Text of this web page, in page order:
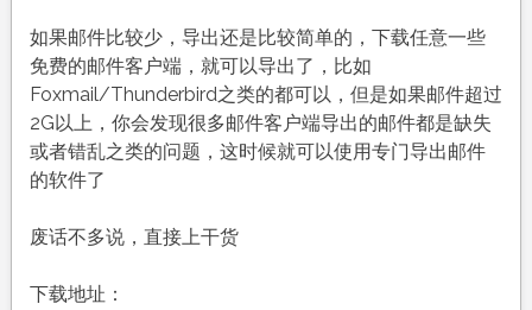
如果邮件比较少，导出还是比较简单的，下载任意一些
免费的邮件客户端，就可以导出了，比如
Foxmail/Thunderbird之类的都可以，但是如果邮件超过
2G以上，你会发现很多邮件客户端导出的邮件都是缺失
或者错乱之类的问题，这时候就可以使用专门导出邮件
的软件了
废话不多说，直接上干货
下载地址：